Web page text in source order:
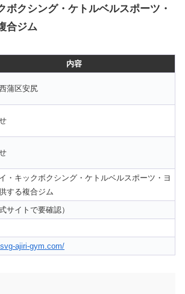
ボクシング・ケトルベルスポーツ・
合ジム
内容
蒲区安尻
・キックボクシング・ケトルベルスポーツ・ヨ
する複合ジム
サイトで要確認）
ajiri-gym.com/